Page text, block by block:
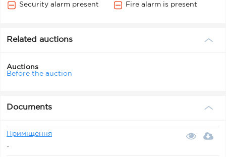
Security alarm present Fire alarm is present
Related auctions
Auctions
Before the auction
Documents
Приміщення
-